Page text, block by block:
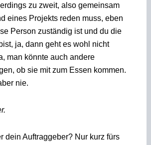
zu zweit, also gemeinsam
eines Projekts reden muss, eben
Person zuständig ist und du die
ja, dann geht es wohl nicht
man könnte auch andere
ob sie mit zum Essen kommen.
nie.
dein Auftraggeber? Nur kurz fürs